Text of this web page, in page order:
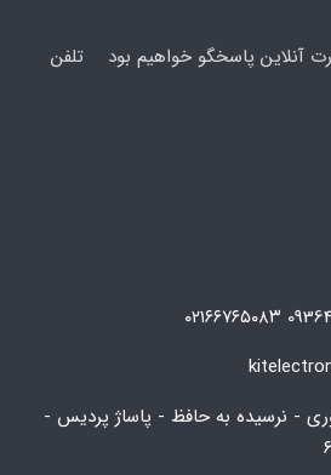
آنلاین پاسخگو خواهیم بود تلفن
- نرسیده به حافظ - پاساژ پردیس -